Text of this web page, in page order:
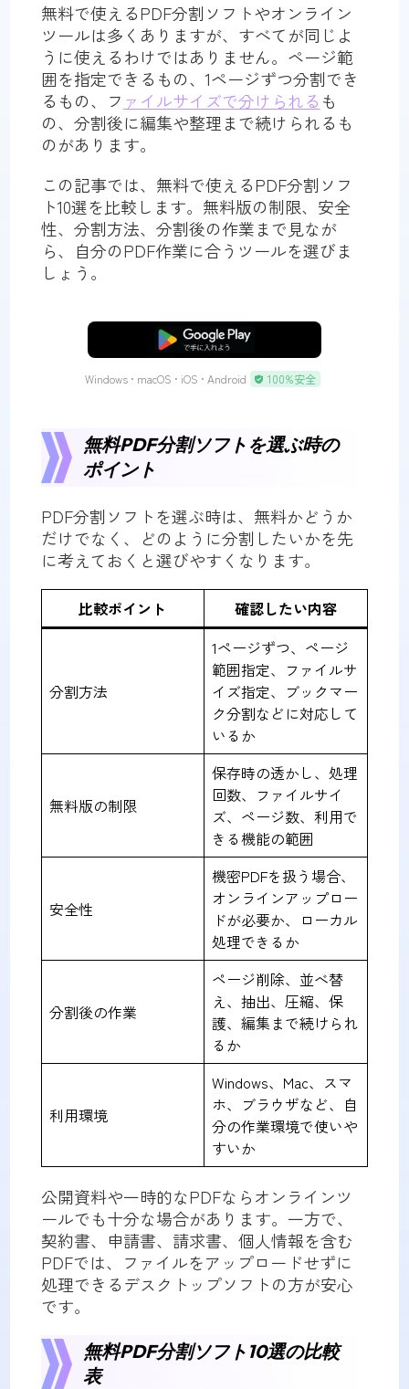
無料で使えるPDF分割ソフトやオンライン
ツールは多くありますが、すべてが同じよ
うに使えるわけではありません。ページ範
囲を指定できるもの、1ページずつ分割でき
るもの、フ ァイルサイズで分けられる も
の、分割後に編集や整理まで続けられるも
のがあります。
この記事では、無料で使えるPDF分割ソフ
ト10選を比較します。無料版の制限、安全
性、分割方法、分割後の作業まで見なが
ら、自分のPDF作業に合うツールを選びま
しょう。
無料ダウンロード
Windows • macOS • iOS • Android 100%安全
無料PDF分割ソフトを選ぶ時の
ポイント
PDF分割ソフトを選ぶ時は、無料かどうか
だけでなく、どのように分割したいかを先
に考えておくと選びやすくなります。
比較ポイント 確認したい内容
分割方法
1ページずつ、ページ
範囲指定、ファイルサ
イズ指定、ブックマー
ク分割などに対応して
いるか
無料版の制限
保存時の透かし、処理
回数、ファイルサイ
ズ、ページ数、利用で
きる機能の範囲
安全性
機密PDFを扱う場合、
オンラインアップロー
ドが必要か、ローカル
処理できるか
分割後の作業
ページ削除、並べ替
え、抽出、圧縮、保
護、編集まで続けられ
るか
利用環境
Windows、Mac、スマ
ホ、ブラウザなど、自
分の作業環境で使いや
すいか
公開資料や一時的なPDFならオンラインツ
ールでも十分な場合があります。一方で、
契約書、申請書、請求書、個人情報を含む
PDFでは、ファイルをアップロードせずに
処理できるデスクトップソフトの方が安心
です。
無料PDF分割ソフト10選の比較
表